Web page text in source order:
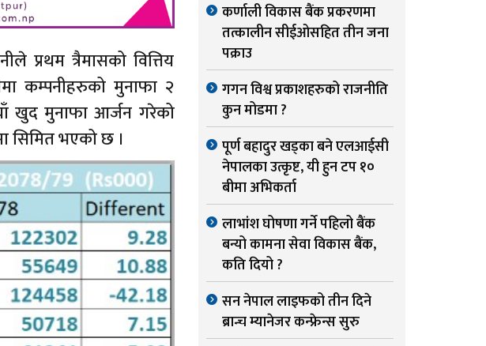
प्रथम त्रैमासको वित्तिय
कम्पनीहरुको मुनाफा २
खुद मुनाफा आर्जन गरेको
सिमित भएको छ ।
कर्णाली विकास बैंक प्रकरणमा
तत्कालीन सीईओसहित तीन जना
पक्राउ
गगन विश्व प्रकाशहरुको राजनीति
कुन मोडमा ?
पूर्ण बहादुर खड्का बने एलआईसी
नेपालका उत्कृष्ट, यी हुन टप १०
बीमा अभिकर्ता
लाभांश घोषणा गर्ने पहिलो बैंक
बन्यो कामना सेवा विकास बैंक,
कति दियो ?
सन नेपाल लाइफको तीन दिने
ब्रान्च म्यानेजर कन्फ्रेन्स सुरु